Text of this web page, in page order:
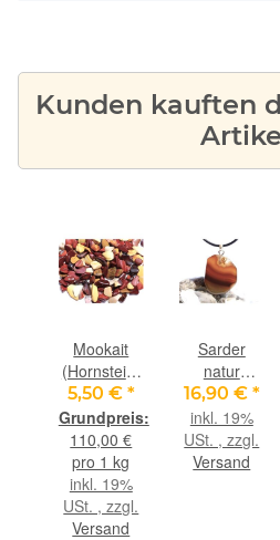
Kunden kauften
Mookait
(Hornstein)
Trommelsteine
mini (S) -
Sonderqualität
- ca. 1 - 2,5
cm / ca. 50
5,50 € *
110,00 €
pro 1 kg
inkl. 19%
USt. , zzgl.
Versand
Sarder
natur
Schmuckstein
/
Scheibenstein
- Anhänger
16,90 € *
inkl. 19%
USt. , zzgl.
Versand